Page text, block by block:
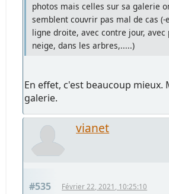
photos mais celles sur sa galerie
semblent couvrir pas mal de cas (-
ligne droite, avec contre jour, avec
neige, dans les arbres,.....)
En effet, c'est beaucoup mieux.
galerie.
vianet
#535 Février 22, 2021, 10:25:10